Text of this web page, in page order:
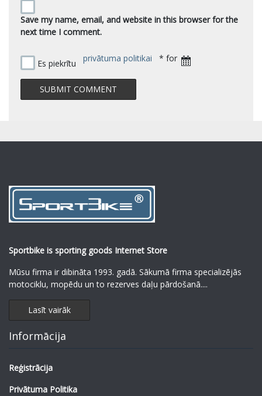
Save my name, email, and website in this browser for the
next time I comment.
Es piekrītu privātuma politikai * for
Sportbike is sporting goods Internet Store
Mūsu firma ir dibināta 1993. gadā. Sākumā firma specializējās
motociklu, mopēdu un to rezerves daļu pārdošanā....
Lasīt vairāk
Informācija
Reģistrācija
Privātuma Politika